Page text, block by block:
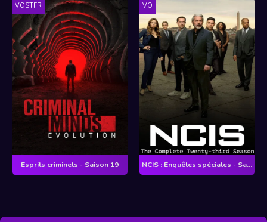
VOSTFR
Esprits criminels - Saison 19
VO
NCIS : Enquêtes spéciales - Saison 23